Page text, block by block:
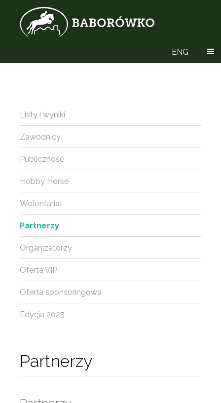
ENG
Partnerzy
Listy i wyniki
Zawodnicy
Publiczność
Hobby Horse
Wolontariat
Partnerzy
Organizatorzy
Oferta VIP
Oferta sponsoringowa
Edycja 2025